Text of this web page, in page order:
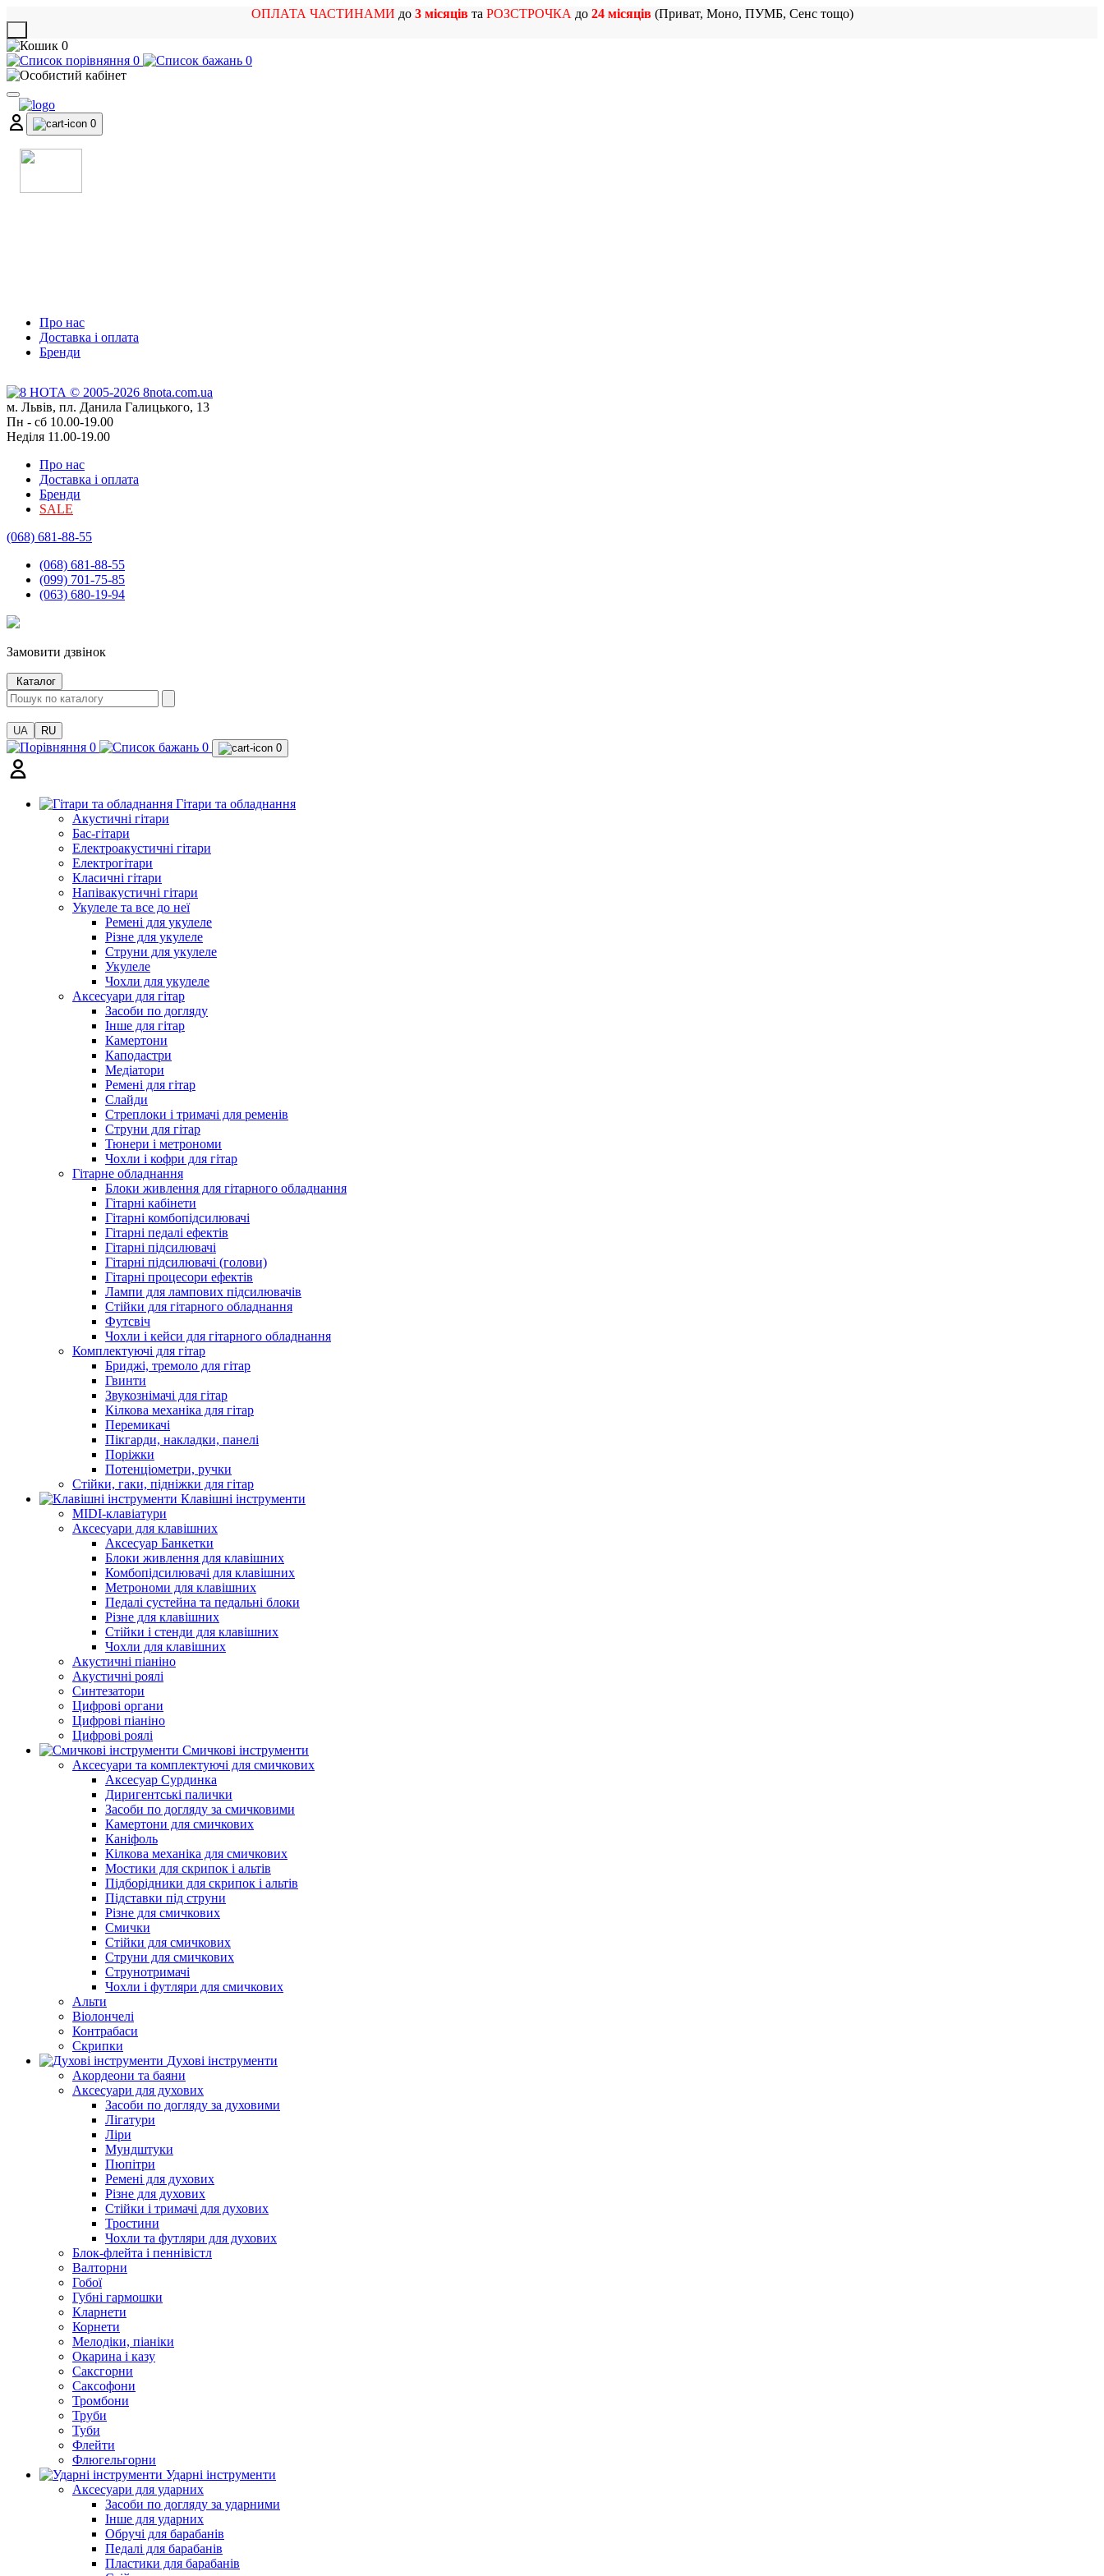
ОПЛАТА ЧАСТИНАМИ до 3 місяцівта РОЗСТРОЧКА до 24 місяців(Приват, Моно, ПУМБ, Сенс тощо)
0
0
0
0
Про нас
Доставка і оплата
Бренди
м. Львів, пл. Данила Галицького, 13
Пн - сб 10.00-19.00
Неділя 11.00-19.00
Про нас
Доставка і оплата
Бренди
SALE
(068) 681-88-55
(068) 681-88-55
(099) 701-75-85
(063) 680-19-94
Замовити дзвінок
Каталог
UA RU
0 0 0
Гітари та обладнання
Акустичні гітари
Бас-гітари
Електроакустичні гітари
Електрогітари
Класичні гітари
Напівакустичні гітари
Укулеле та все до неї
Ремені для укулеле
Різне для укулеле
Струни для укулеле
Укулеле
Чохли для укулеле
Аксесуари для гітар
Засоби по догляду
Інше для гітар
Камертони
Каподастри
Медіатори
Ремені для гітар
Слайди
Стреплоки і тримачі для ременів
Струни для гітар
Тюнери і метрономи
Чохли і кофри для гітар
Гітарне обладнання
Блоки живлення для гітарного обладнання
Гітарні кабінети
Гітарні комбопідсилювачі
Гітарні педалі ефектів
Гітарні підсилювачі
Гітарні підсилювачі (голови)
Гітарні процесори ефектів
Лампи для лампових підсилювачів
Стійки для гітарного обладнання
Футсвіч
Чохли і кейси для гітарного обладнання
Комплектуючі для гітар
Бриджі, тремоло для гітар
Гвинти
Звукознімачі для гітар
Кілкова механіка для гітар
Перемикачі
Пікгарди, накладки, панелі
Поріжки
Потенціометри, ручки
Стійки, гаки, підніжки для гітар
Клавішні інструменти
MIDI-клавіатури
Аксесуари для клавішних
Аксесуар Банкетки
Блоки живлення для клавішних
Комбопідсилювачі для клавішних
Метрономи для клавішних
Педалі сустейна та педальні блоки
Різне для клавішних
Стійки і стенди для клавішних
Чохли для клавішних
Акустичні піаніно
Акустичні роялі
Синтезатори
Цифрові органи
Цифрові піаніно
Цифрові роялі
Смичкові інструменти
Аксесуари та комплектуючі для смичкових
Аксесуар Сурдинка
Диригентські палички
Засоби по догляду за смичковими
Камертони для смичкових
Каніфоль
Кілкова механіка для смичкових
Мостики для скрипок і альтів
Підборiдники для скрипок і альтів
Підставки під струни
Різне для смичкових
Смички
Стійки для смичкових
Струни для смичкових
Струнотримачі
Чохли і футляри для смичкових
Альти
Віолончелі
Контрабаси
Скрипки
Духові інструменти
Акордеони та баяни
Аксесуари для духових
Засоби по догляду за духовими
Лігатури
Ліри
Мундштуки
Пюпітри
Ремені для духових
Різне для духових
Стійки і тримачі для духових
Тростини
Чохли та футляри для духових
Блок-флейта і пеннівістл
Валторни
Гобої
Губні гармошки
Кларнети
Корнети
Мелодіки, піаніки
Окарина і казу
Саксгорни
Саксофони
Тромбони
Труби
Туби
Флейти
Флюгельгорни
Ударні інструменти
Аксесуари для ударних
Засоби по догляду за ударними
Інше для ударних
Обручі для барабанів
Педалі для барабанів
Пластики для барабанів